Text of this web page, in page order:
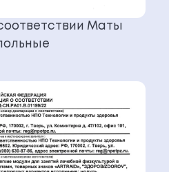
Маты